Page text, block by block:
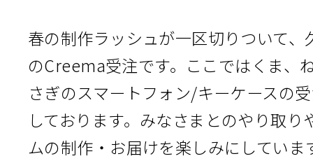
春の制作ラッシュが一区切りついて、
のCreema受注です。ここではくま、
さぎのスマートフォン/キーケースの
しております。みなさまとのやり取り
ムの制作・お届けを楽しみにしていま